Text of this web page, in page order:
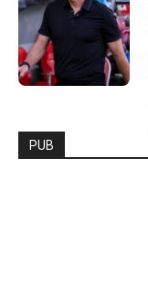
PUB